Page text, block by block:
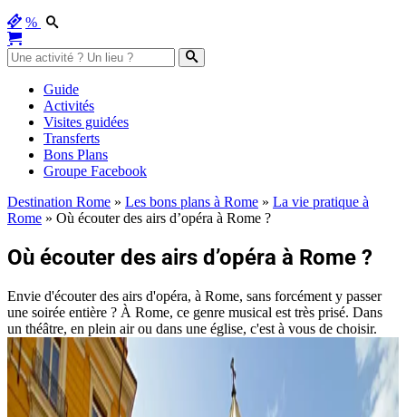
%
Guide
Activités
Visites guidées
Transferts
Bons Plans
Groupe Facebook
Destination Rome » Les bons plans à Rome » La vie pratique à
Rome » Où écouter des airs d’opéra à Rome ?
Où écouter des airs d’opéra à Rome ?
Envie d'écouter des airs d'opéra, à Rome, sans forcément y passer
une soirée entière ? À Rome, ce genre musical est très prisé. Dans
un théâtre, en plein air ou dans une église, c'est à vous de choisir.